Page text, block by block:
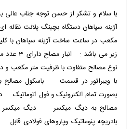
با سلام و تشکر از حسن توجه جناب
آژینه سپاهان دستگاه بچینگ پلانت
مکعب در ساعت ساخت آژینه سپاهان با
زیر می
نوع مصالح متفاوت با ظرفیت متر مکعب و
بصورت تمام الکترونیک و فول اتوماتیک
بادریچه پنوماتیک وپاروهای فولادی